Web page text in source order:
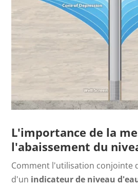
L'importance de la
l'abaissement du
Comment l'utilisation conjointe
d'un indicateur de niveau